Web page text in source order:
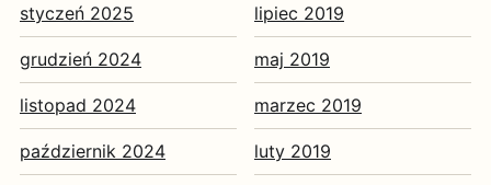
styczeń 2025
grudzień 2024
listopad 2024
październik 2024
lipiec 2019
maj 2019
marzec 2019
luty 2019